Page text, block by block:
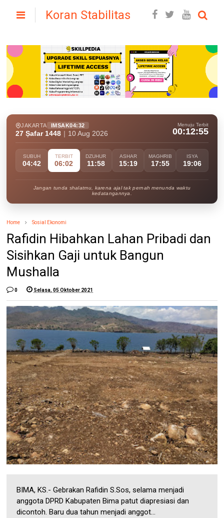
Koran Stabilitas
JAKARTA IMSAK04:32
27 Ṣafar 1448 10 Aug 2026
Menuju Terbit
00:12:53
SUBUH
04:42
TERBIT
06:02
DZUHUR
11:58
ASHAR
15:19
MAGHRIB
17:55
ISYA
19:06
Jangan tunda shalatmu, karena ajal tak pernah menunda waktu
kedatangannya.
Home Sosial Ekonomi
Rafidin Hibahkan Lahan Pribadi dan
Sisihkan Gaji untuk Bangun
Mushalla
0 Selasa, 05 Oktober 2021
BIMA, KS.- Gebrakan Rafidin S.Sos, selama menjadi
anggota DPRD Kabupaten Bima patut diapresiasi dan
dicontoh. Baru dua tahun menjadi anggot...